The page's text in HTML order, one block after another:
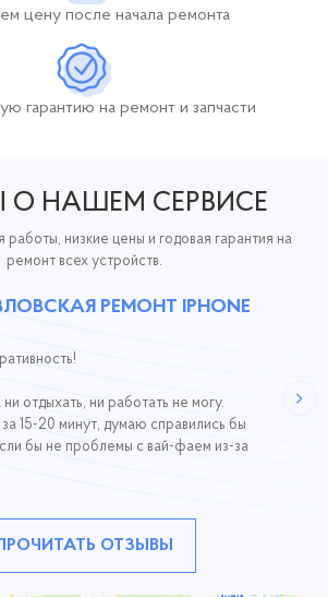
цену после начала ремонта
гарантию на ремонт и запчасти
О НАШЕМ СЕРВИСЕ
работы, низкие цены и годовая гарантия на
ремонт всех устройств.
РЕМОНТ IPHONE
отдыхать, ни работать не могу.
15-20 минут, думаю справились бы
бы не проблемы с вай-фаем из-за
ОТЗЫВЫ